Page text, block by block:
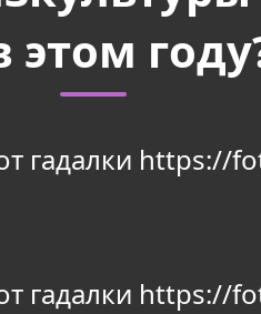
этом
гадалки https://
гадалки https://